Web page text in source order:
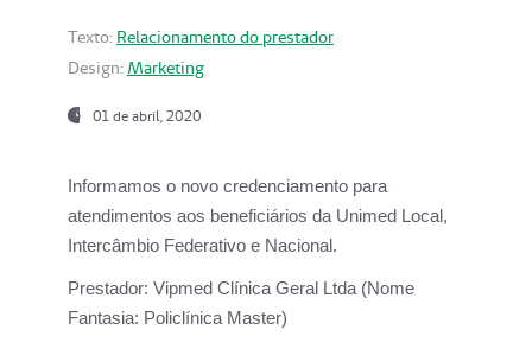
Texto: Relacionamento do prestador
Design: Marketing
01 de abril, 2020
Informamos o novo credenciamento para
atendimentos aos beneficiários da Unimed Local,
Intercâmbio Federativo e Nacional.
Prestador: Vipmed Clínica Geral Ltda (Nome
Fantasia: Policlínica Master)